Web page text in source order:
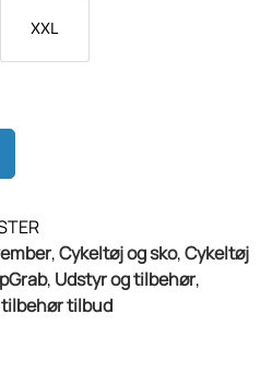
XXL
,Cykeltøj og sko,Cykeltøj
, Udstyr og tilbehør,
tilbud